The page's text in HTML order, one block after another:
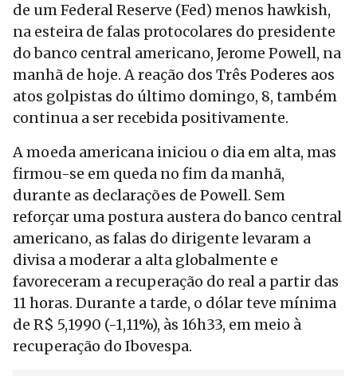
de um Federal Reserve (Fed) menos hawkish,
na esteira de falas protocolares do presidente
do banco central americano, Jerome Powell, na
manhã de hoje. A reação dos Três Poderes aos
atos golpistas do último domingo, 8, também
continua a ser recebida positivamente.
A moeda americana iniciou o dia em alta, mas
firmou-se em queda no fim da manhã,
durante as declarações de Powell. Sem
reforçar uma postura austera do banco central
americano, as falas do dirigente levaram a
divisa a moderar a alta globalmente e
favoreceram a recuperação do real a partir das
11 horas. Durante a tarde, o dólar teve mínima
de R$ 5,1990 (-1,11%), às 16h33, em meio à
recuperação do Ibovespa.